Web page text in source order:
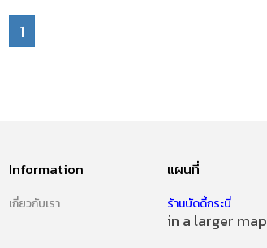
1
Information
เกี่ยวกับเรา
แผนที่
ร้านบัดดี้กระบี่
in a larger map